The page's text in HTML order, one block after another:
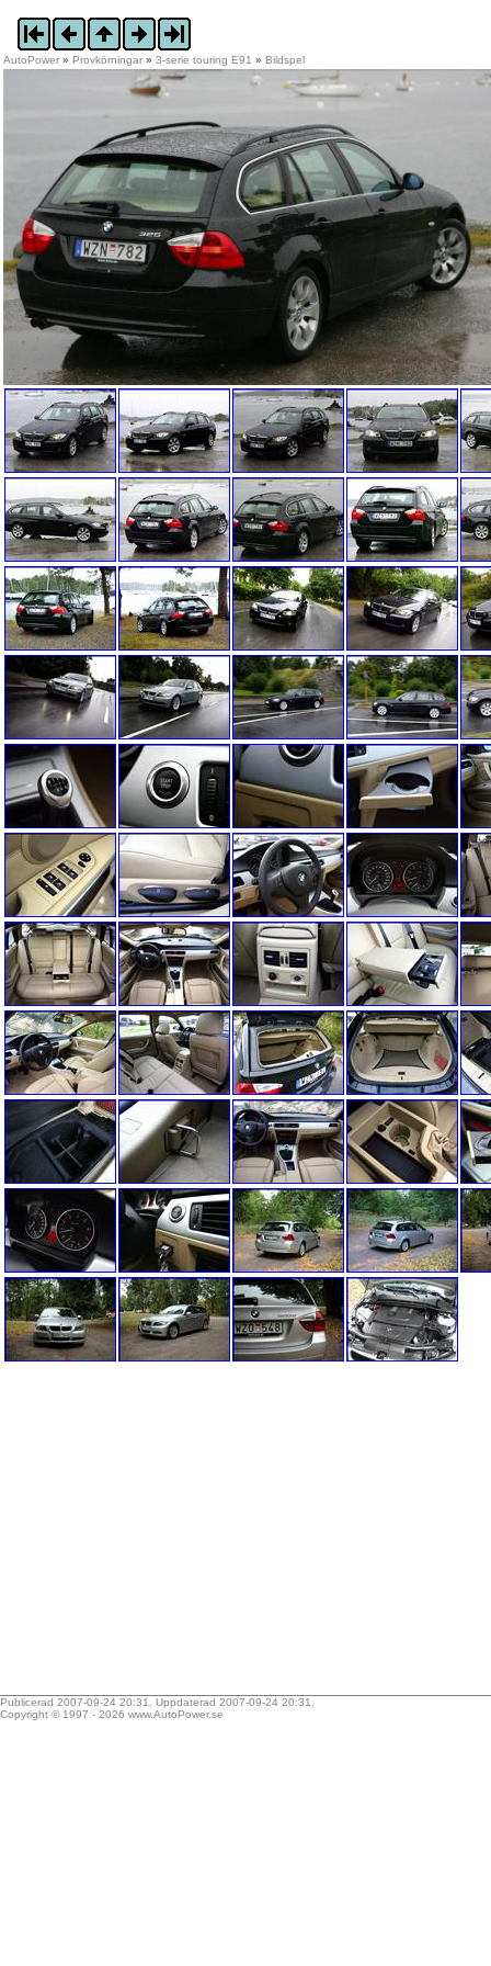
AutoPower » Provkörningar »3-serie touring E91 » Bildspel
Publicerad 2007-09-24 20:31. Uppdaterad 2007-09-24 20:31.
Copyright © 1997 - 2026 www.AutoPower.se